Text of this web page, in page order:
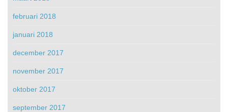
februari 2018
januari 2018
december 2017
november 2017
oktober 2017
september 2017